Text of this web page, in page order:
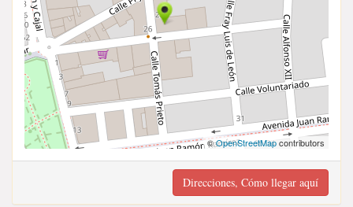
©OpenStreetMapcontributors
Direcciones, Cómo llegar aquí